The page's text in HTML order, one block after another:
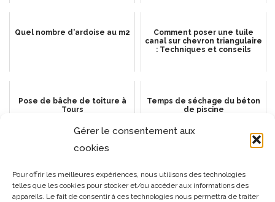
Gérer le consentement aux
cookies
Pour offrir les meilleures expériences, nous utilisons des technologies
telles que les cookies pour stocker et/ou accéder aux informations des
appareils. Le fait de consentir à ces technologies nous permettra de traiter
Quel nombre d'ardoise au m2
Comment poser une tuile
canal sur chevron triangulaire
: Techniques et conseils
Pose de bâche de toiture à
Tours
Temps de séchage du béton
de piscine
Guide anti-mousses pour
toiture par Elie Couverture,
couvreur à Tours
que faire